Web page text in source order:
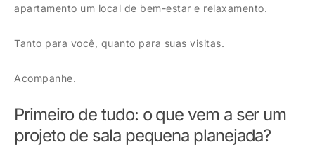
apartamento um local de bem-estar e relaxamento.
Tanto para você, quanto para suas visitas.
Acompanhe.
Primeiro de tudo: o que vem a ser um
projeto de sala pequena planejada?